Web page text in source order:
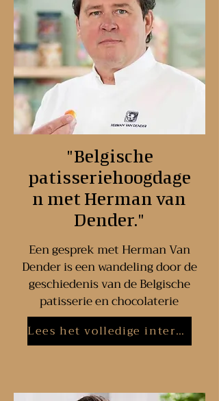
"Belgische
patisseriehoogdage
n met Herman van
Dender."
Een gesprek met Herman Van
Dender is een wandeling door de
geschiedenis van de Belgische
patisserie en chocolaterie
Lees het volledige interview